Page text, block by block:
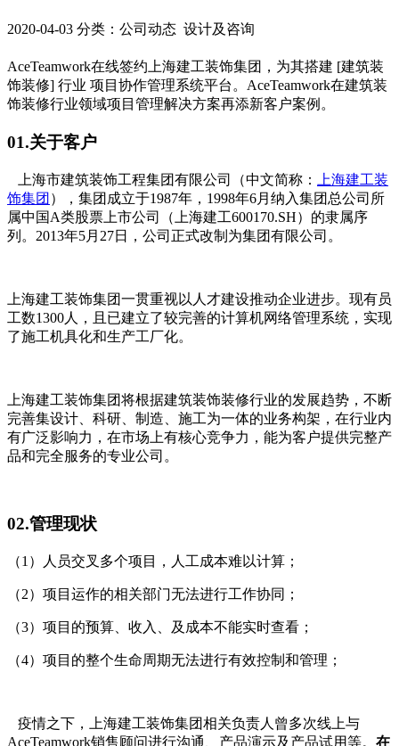
2020-04-03 分类：公司动态 设计及咨询
AceTeamwork在线签约上海建工装饰集团，为其搭建 [建筑装
饰装修] 行业 项目协作管理系统平台。AceTeamwork在建筑装
饰装修行业领域项目管理解决方案再添新客户案例。
01.关于客户
上海市建筑装饰工程集团有限公司（中文简称：
上海建工装
饰集团 ），集团成立于1987年，1998年6月纳入集团总公司所
属中国A类股票上市公司（上海建工600170.SH）的隶属序
列。2013年5月27日，公司正式改制为集团有限公司。
上海建工装饰集团一贯重视以人才建设推动企业进步。现有员
工数1300人，且已建立了较完善的计算机网络管理系统，实现
了施工机具化和生产工厂化。
上海建工装饰集团将根据建筑装饰装修行业的发展趋势，不断
完善集设计、科研、制造、施工为一体的业务构架，在行业内
有广泛影响力，在市场上有核心竞争力，能为客户提供完整产
品和完全服务的专业公司。
02.管理现状
（1）人员交叉多个项目，人工成本难以计算；
（2）项目运作的相关部门无法进行工作协同；
（3）项目的预算、收入、及成本不能实时查看；
（4）项目的整个生命周期无法进行有效控制和管理；
疫情之下，上海建工装饰集团相关负责人曾多次线上与
AceTeamwork销售顾问进行沟通、产品演示及产品试用等。 在